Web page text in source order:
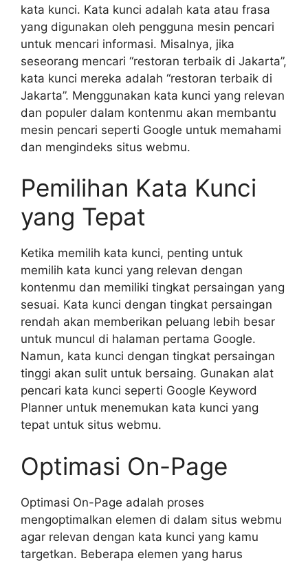
kata kunci. Kata kunci adalah kata atau frasa
yang digunakan oleh pengguna mesin pencari
untuk mencari informasi. Misalnya, jika
seseorang mencari “restoran terbaik di Jakarta”,
kata kunci mereka adalah “restoran terbaik di
Jakarta”. Menggunakan kata kunci yang relevan
dan populer dalam kontenmu akan membantu
mesin pencari seperti Google untuk memahami
dan mengindeks situs webmu.
Pemilihan Kata Kunci
yang Tepat
Ketika memilih kata kunci, penting untuk
memilih kata kunci yang relevan dengan
kontenmu dan memiliki tingkat persaingan yang
sesuai. Kata kunci dengan tingkat persaingan
rendah akan memberikan peluang lebih besar
untuk muncul di halaman pertama Google.
Namun, kata kunci dengan tingkat persaingan
tinggi akan sulit untuk bersaing. Gunakan alat
pencari kata kunci seperti Google Keyword
Planner untuk menemukan kata kunci yang
tepat untuk situs webmu.
Optimasi On-Page
Optimasi On-Page adalah proses
mengoptimalkan elemen di dalam situs webmu
agar relevan dengan kata kunci yang kamu
targetkan. Beberapa elemen yang harus